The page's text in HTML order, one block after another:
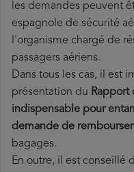
les demandes peuvent
espagnole de sécurité
l'organisme chargé de
passagers aériens.
Dans tous les cas, il est
présentation du Rapport
indispensable pour
demande de
bagages.
En outre, il est conseillé